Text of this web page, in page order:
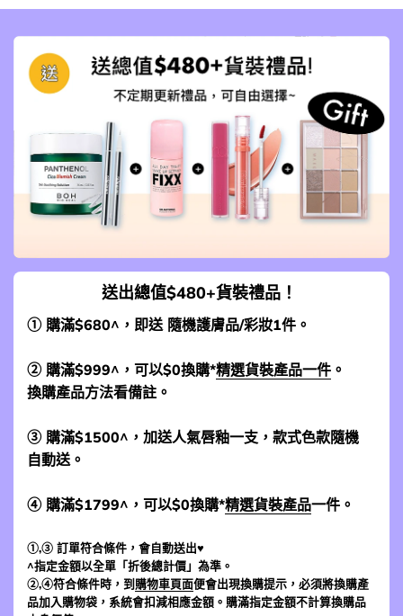
送出總值$480+貨裝禮品！
① 購滿$680^，即送 隨機護膚品/彩妝1件。
② 購滿$999^，可以$0換購*精選貨裝產品一件 。
換購產品方法看備註。
③ 購滿$1500^，加送人氣唇釉一支，款式色款隨機
自動送。
④ 購滿$1799^，可以$0換購*精選貨裝產品一件。
①,③ 訂單符合條件，會自動送出♥
^指定金額以全單「折後總計價」為準。
②,④符合條件時，到 購物車頁面便會出現換購提示，必須將換購產
品加入購物袋，系統會扣減相應金額。購滿指定金額不計算換購品